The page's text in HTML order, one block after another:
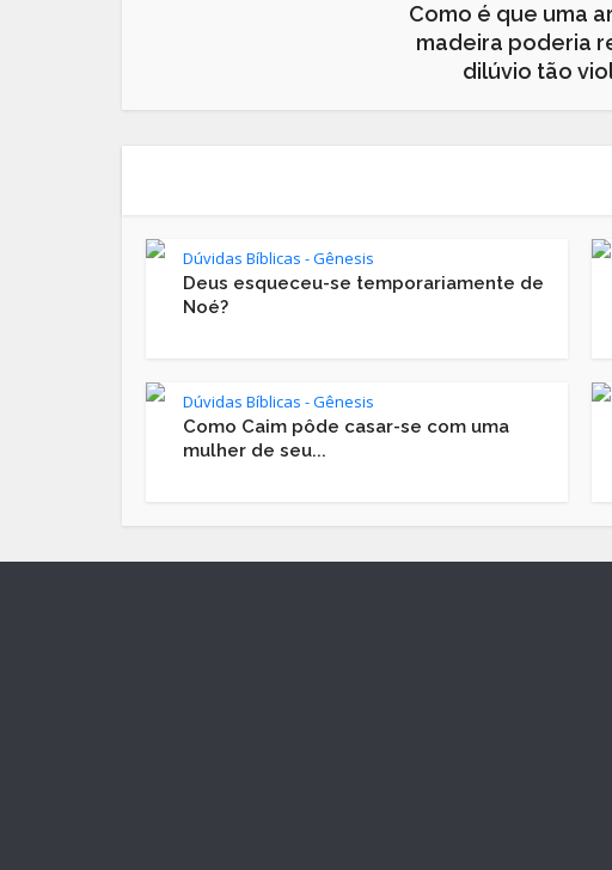
Como é que uma
madeira poderia
dilúvio tão
Dúvidas Bíblicas - Gênesis
Deus esqueceu-se temporariamente de
Noé?
Dúvidas Bíblicas - Gênesis
Como Caim pôde casar-se com uma
mulher de seu...